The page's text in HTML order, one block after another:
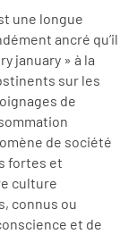
une longue
ancré qu’il
january » à la
sur les
de
de société
fortes et
culture
connus ou
et de